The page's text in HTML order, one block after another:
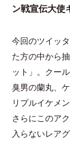
ン戦宣伝大使
今回のツイッ
た方の中から
ット 」 。クー
臭男の蘭丸、
リプルイケメ
さらにこのア
入らないレア